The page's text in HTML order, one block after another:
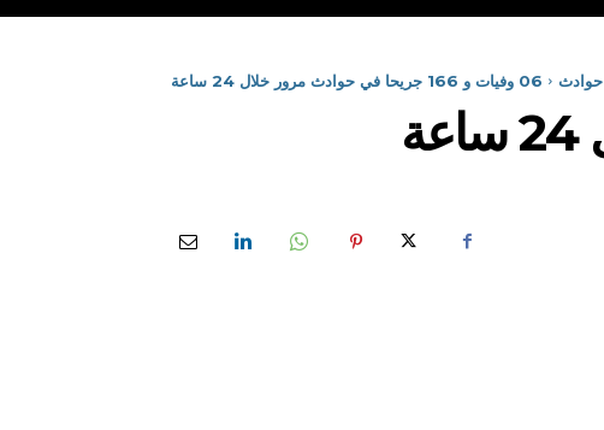
حوادث 06 وفيات و 166 جريحا في حوادث مرور خلال 24 ساعة